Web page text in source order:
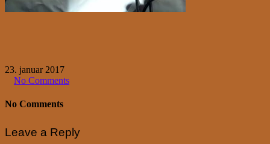
23. januar 2017
No Comments
No Comments
Leave a Reply